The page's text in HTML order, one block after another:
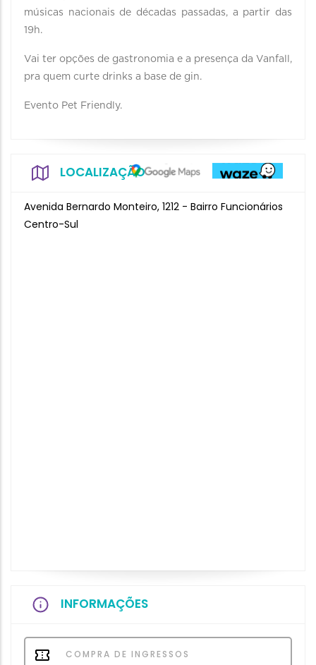
músicas nacionais de décadas passadas, a partir das
19h.
Vai ter opções de gastronomia e a presença da Vanfall,
pra quem curte drinks a base de gin.
Evento Pet Friendly.
LOCALIZAÇÃO
Avenida Bernardo Monteiro, 1212 - Bairro Funcionários
Centro-Sul
INFORMAÇÕES
COMPRA DE INGRESSOS